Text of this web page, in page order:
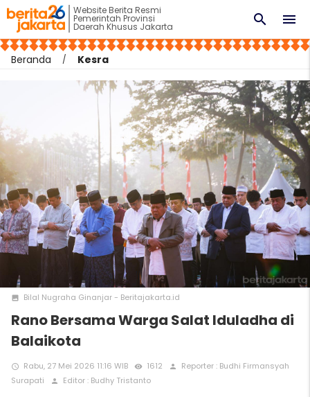
Website Berita Resmi
Pemerintah Provinsi
Daerah Khusus Jakarta menu
search
Beranda Kesra
photo Bilal Nugraha Ginanjar - Beritajakarta.id
Rano Bersama Warga Salat Iduladha di
Balaikota
access_time Rabu, 27 Mei 2026 11:16 WIB remove_red_eye 1612 person
Reporter : Budhi Firmansyah
Surapati
person Editor : Budhy Tristanto